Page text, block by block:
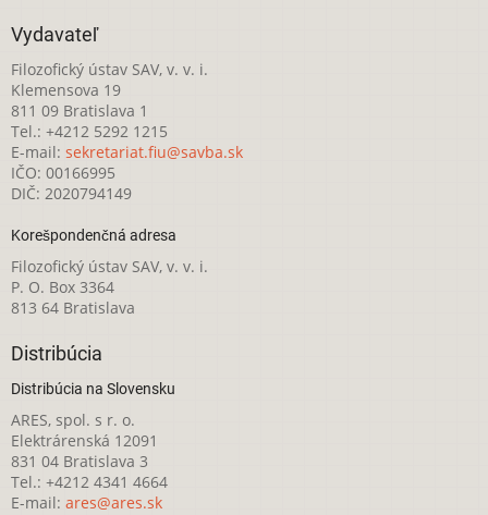
Vydavateľ
Filozofický ústav SAV, v. v. i.
Klemensova 19
811 09 Bratislava 1
Tel.: +4212 5292 1215
E-mail: sekretariat.fiu@savba.sk
IČO: 00166995
DIČ: 2020794149
Korešpondenčná adresa
Filozofický ústav SAV, v. v. i.
P. O. Box 3364
813 64 Bratislava
Distribúcia
Distribúcia na Slovensku
ARES, spol. s r. o.
Elektrárenská 12091
831 04 Bratislava 3
Tel.: +4212 4341 4664
E-mail: ares@ares.sk